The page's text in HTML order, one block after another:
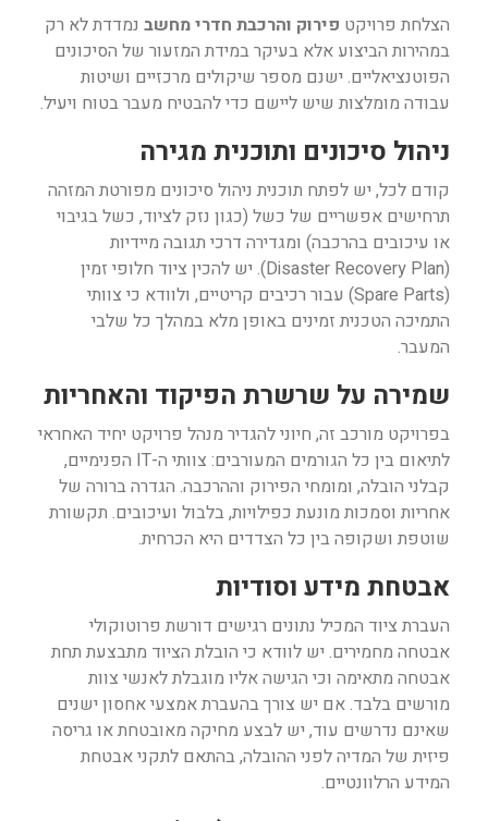
הצלחת פרויקט פירוק והרכבת חדרי מחשב נמדדת לא רק
במהירות הביצוע אלא בעיקר במידת המזעור של הסיכונים
הפוטנציאליים. ישנם מספר שיקולים מרכזיים ושיטות
עבודה מומלצות שיש ליישם כדי להבטיח מעבר בטוח ויעיל.
ניהול סיכונים ותוכנית מגירה
קודם לכל, יש לפתח תוכנית ניהול סיכונים מפורטת המזהה
תרחישים אפשריים של כשל (כגון נזק לציוד, כשל בגיבוי
או עיכובים בהרכבה) ומגדירה דרכי תגובה מיידיות
(Disaster Recovery Plan). יש להכין ציוד חלופי זמין
(Spare Parts) עבור רכיבים קריטיים, ולוודא כי צוותי
התמיכה הטכנית זמינים באופן מלא במהלך כל שלבי
המעבר.
שמירה על שרשרת הפיקוד והאחריות
בפרויקט מורכב זה, חיוני להגדיר מנהל פרויקט יחיד האחראי
לתיאום בין כל הגורמים המעורבים: צוותי ה-IT הפנימיים,
קבלני הובלה, ומומחי הפירוק וההרכבה. הגדרה ברורה של
אחריות וסמכות מונעת כפילויות, בלבול ועיכובים. תקשורת
שוטפת ושקופה בין כל הצדדים היא הכרחית.
אבטחת מידע וסודיות
העברת ציוד המכיל נתונים רגישים דורשת פרוטוקולי
אבטחה מחמירים. יש לוודא כי הובלת הציוד מתבצעת תחת
אבטחה מתאימה וכי הגישה אליו מוגבלת לאנשי צוות
מורשים בלבד. אם יש צורך בהעברת אמצעי אחסון ישנים
שאינם נדרשים עוד, יש לבצע מחיקה מאובטחת או גריסה
פיזית של המדיה לפני ההובלה, בהתאם לתקני אבטחת
המידע הרלוונטיים.